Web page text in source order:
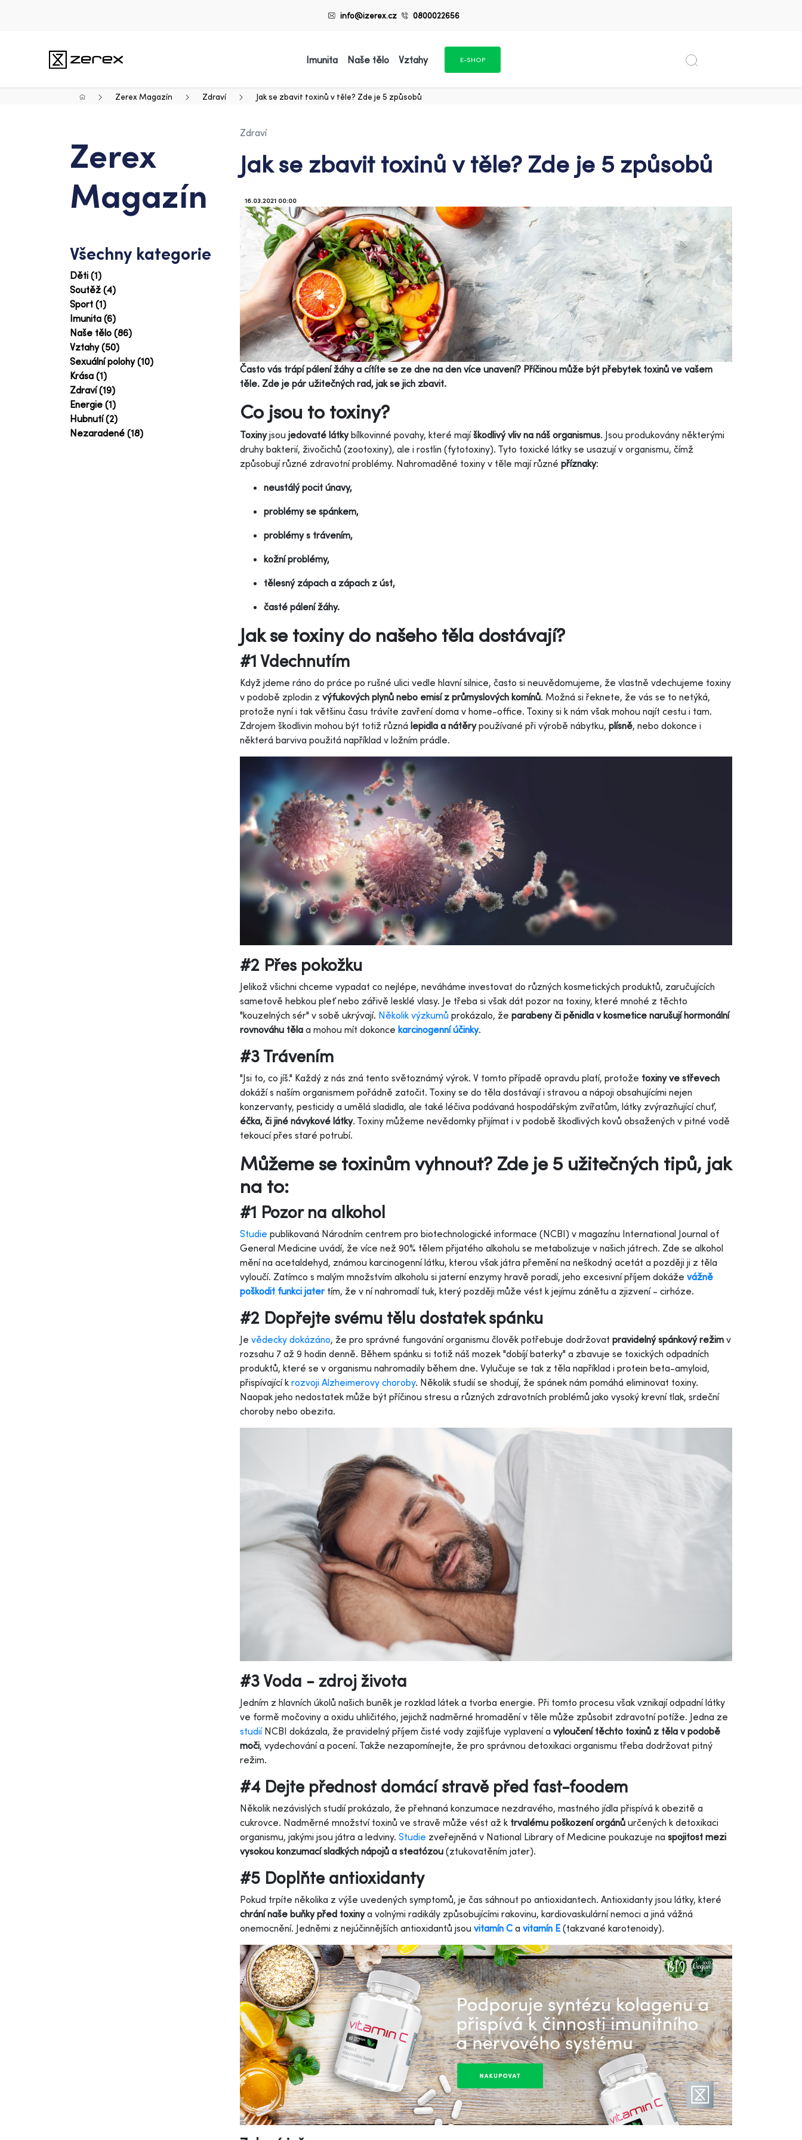
info@izerex.cz 0800022656
Imunita Naše tělo Vztahy E-SHOP
Zerex Magazín Zdraví Jak se zbavit toxinů v těle? Zde je 5 způsobů
Zerex
Magazín
Všechny kategorie
Děti (1)
Soutěž (4)
Sport (1)
Imunita (6)
Naše tělo (86)
Vztahy (50)
Sexuální polohy (10)
Krása (1)
Zdraví (19)
Energie (1)
Hubnutí (2)
Nezaradené (18)
Zdraví
Jak se zbavit toxinů v těle? Zde je 5 způsobů
16.03.2021 00:00
Často vás trápí pálení žáhy a cítíte se ze dne na den více unavení? Příčinou může být přebytek toxinů ve vašem
těle. Zde je pár užitečných rad, jak se jich zbavit.
Co jsou to toxiny?
Toxinyjsou jedovaté látkybílkovinné povahy, které majíškodlivý vliv na náš organismus. Jsou produkovány některými
druhy bakterií, živočichů (zootoxiny), ale i rostlin (fytotoxiny). Tyto toxické látky se usazují v organismu, čímž
způsobují různé zdravotní problémy. Nahromaděné toxiny v těle mají různé příznaky:
neustálý pocit únavy,
problémy se spánkem,
problémy s trávením,
kožní problémy,
tělesný zápach a zápach z úst,
časté pálení žáhy.
Jak se toxiny do našeho těla dostávají?
#1 Vdechnutím
Když jdeme ráno do práce po rušné ulici vedle hlavní silnice, často si neuvědomujeme, že vlastně vdechujeme toxiny
v podobě zplodin z výfukových plynů nebo emisí z průmyslových komínů. Možná si řeknete, že vás se to netýká,
protože nyní i tak většinu času trávíte zavření doma v home-office. Toxiny si k nám však mohou najít cestu i tam.
Zdrojem škodlivin mohou být totiž různá lepidla a nátěrypoužívané při výrobě nábytku, plísně, nebo dokonce i
některá barviva použitá například v ložním prádle.
#2 Přes pokožku
Jelikož všichni chceme vypadat co nejlépe, neváháme investovat do různých kosmetických produktů, zaručujících
sametově hebkou pleť nebo zářivě lesklé vlasy. Je třeba si však dát pozor na toxiny, které mnohé z těchto
"kouzelných sér" v sobě ukrývají. Několik výzkumů prokázalo, že parabeny či pěnidla v kosmetice narušují hormonální
rovnováhu těla a mohou mít dokonce karcinogenní účinky.
#3 Trávením
"Jsi to, co jíš." Každý z nás zná tento světoznámý výrok. V tomto případě opravdu platí, protože toxiny ve střevech
dokáží s naším organismem pořádně zatočit. Toxiny se do těla dostávají i stravou a nápoji obsahujícími nejen
konzervanty, pesticidy a umělá sladidla, ale také léčiva podávaná hospodářským zvířatům, látky zvýrazňující chuť,
éčka, či jiné návykové látky. Toxiny můžeme nevědomky přijímat i v podobě škodlivých kovů obsažených v pitné vodě
tekoucí přes staré potrubí.
Můžeme se toxinům vyhnout? Zde je 5 užitečných tipů, jak
na to:
#1 Pozor na alkohol
Studie publikovaná Národním centrem pro biotechnologické informace (NCBI) v magazínu International Journal of
General Medicine uvádí, že více než 90% tělem přijatého alkoholu se metabolizuje v našich játrech. Zde se alkohol
mění na acetaldehyd, známou karcinogenní látku, kterou však játra přemění na neškodný acetát a později ji z těla
vyloučí. Zatímco s malým množstvím alkoholu si jaterní enzymy hravě poradí, jeho excesivní příjem dokáže vážně
poškodit funkci jater tím, že v ní nahromadí tuk, který později může vést k jejímu zánětu a zjizvení - cirhóze.
#2 Dopřejte svému tělu dostatek spánku
Je vědecky dokázáno, že pro správné fungování organismu člověk potřebuje dodržovat pravidelný spánkový režim v
rozsahu 7 až 9 hodin denně. Během spánku si totiž náš mozek "dobíjí baterky" a zbavuje se toxických odpadních
produktů, které se v organismu nahromadily během dne. Vylučuje se tak z těla například i protein beta-amyloid,
přispívající k rozvoji Alzheimerovy choroby. Několik studií se shodují, že spánek nám pomáhá eliminovat toxiny.
Naopak jeho nedostatek může být příčinou stresu a různých zdravotních problémů jako vysoký krevní tlak, srdeční
choroby nebo obezita.
#3 Voda - zdroj života
Jedním z hlavních úkolů našich buněk je rozklad látek a tvorba energie. Při tomto procesu však vznikají odpadní látky
ve formě močoviny a oxidu uhličitého, jejichž nadměrné hromadění v těle může způsobit zdravotní potíže. Jedna ze
studiíNCBI dokázala, že pravidelný příjem čisté vody zajišťuje vyplavení a vyloučení těchto toxinů z těla v podobě
moči, vydechování a pocení. Takže nezapomínejte, že pro správnou detoxikaci organismu třeba dodržovat pitný
režim.
#4 Dejte přednost domácí stravě před fast-foodem
Několik nezávislých studií prokázalo, že přehnaná konzumace nezdravého, mastného jídla přispívá k obezitě a
cukrovce. Nadměrné množství toxinů ve stravě může vést až k trvalému poškození orgánů určených k detoxikaci
organismu, jakými jsou játra a ledviny. Studie zveřejněná v National Library of Medicine poukazuje na spojitost mezi
vysokou konzumací sladkých nápojů a steatózou (ztukovatěním jater).
#5 Doplňte antioxidanty
Pokud trpíte několika z výše uvedených symptomů, je čas sáhnout po antioxidantech. Antioxidanty jsou látky, které
chrání naše buňky před toxinya volnými radikály způsobujícími rakovinu, kardiovaskulární nemoci a jiná vážná
onemocnění. Jedněmi z nejúčinnějších antioxidantů jsou vitamín C a vitamín E (takzvané karotenoidy).